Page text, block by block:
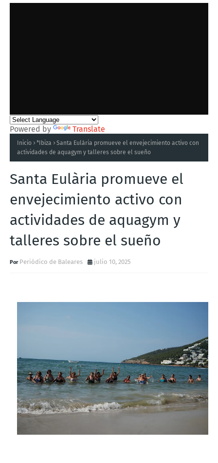
Powered by Translate
Inicio *Ibiza
Santa Eulària promueve el envejecimiento activo con
actividades de aquagym y talleres sobre el sueño
Santa Eulària promueve el
envejecimiento activo con
actividades de aquagym y
talleres sobre el sueño
Periódico de Baleares julio 10, 2025